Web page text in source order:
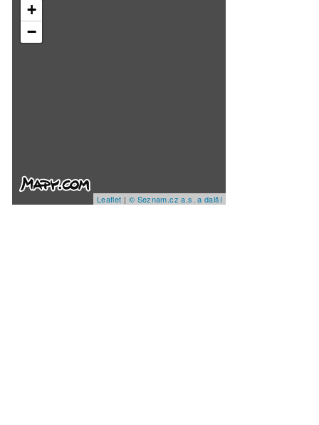
+
−
Leaflet | © Seznam.cz a.s. a další